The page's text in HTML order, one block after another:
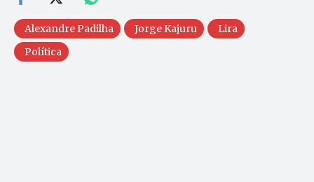
Alexandre Padilha Jorge Kajuru
Lira
Política